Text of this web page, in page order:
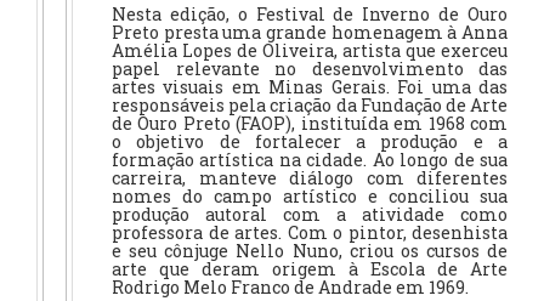
Nesta edição, o Festival de Inverno de Ouro
Preto presta uma grande homenagem à Anna
Amélia Lopes de Oliveira, artista que exerceu
papel relevante no desenvolvimento das
artes visuais em Minas Gerais. Foi uma das
responsáveis pela criação da Fundação de Arte
de Ouro Preto (FAOP), instituída em 1968 com
o objetivo de fortalecer a produção e a
formação artística na cidade. Ao longo de sua
carreira, manteve diálogo com diferentes
nomes do campo artístico e conciliou sua
produção autoral com a atividade como
professora de artes. Com o pintor, desenhista
e seu cônjuge Nello Nuno, criou os cursos de
arte que deram origem à Escola de Arte
Rodrigo Melo Franco de Andrade em 1969.